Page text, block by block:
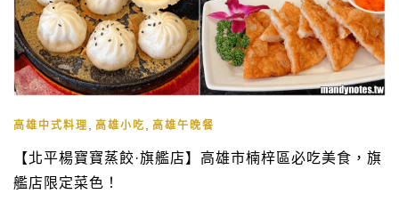
高雄中式料理 , 高雄小吃 , 高雄午晚餐
【北平楊寶寶蒸餃·旗艦店】高雄市楠梓區必吃美食，旗
艦店限定菜色！